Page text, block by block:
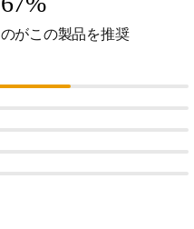
のがこの製品を推奨